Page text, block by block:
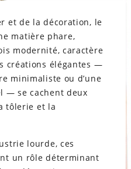
et de la décoration, le
matière phare,
modernité, caractère
créations élégantes —
minimaliste ou d’une
— se cachent deux
tôlerie et la
lourde, ces
un rôle déterminant